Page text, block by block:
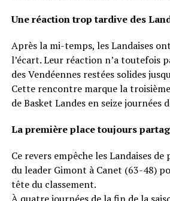
Une réaction trop tardive des
Après la mi-temps, les Landaises
l’écart. Leur réaction n’a toutefois
des Vendéennes restées solides
Cette rencontre marque la
de Basket Landes en seize journées
La première place toujours
Ce revers empêche les Landaises
du leader Gimont à Canet (63-48)
tête du classement.